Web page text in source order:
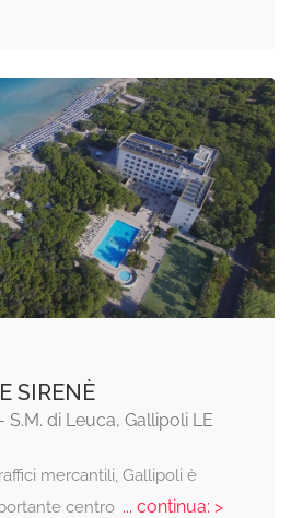
SIRENÈ
di Leuca, Gallipoli LE
mercantili, Gallipoli è
centro... continua: >